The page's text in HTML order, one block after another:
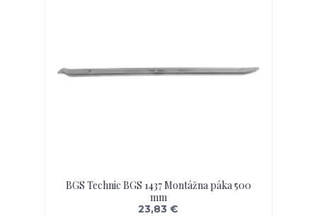
BGS Technic BGS 1437 Montážna páka 500
mm
23,83 €